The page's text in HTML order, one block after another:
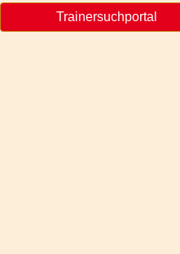
Trainersuchportal